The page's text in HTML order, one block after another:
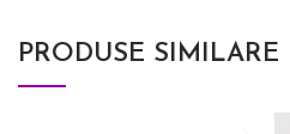
PRODUSE SIMILARE